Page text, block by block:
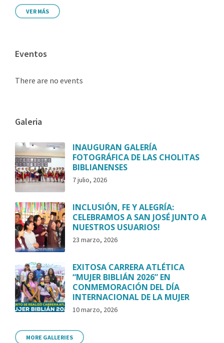
VER MÁS
Eventos
There are no events
Galeria
INAUGURAN GALERÍA
FOTOGRÁFICA DE LAS CHOLITAS
BIBLIANENSES
7 julio, 2026
INCLUSIÓN, FE Y ALEGRÍA:
CELEBRAMOS A SAN JOSÉ JUNTO A
NUESTROS USUARIOS!
23 marzo, 2026
EXITOSA CARRERA ATLÉTICA
“MUJER BIBLIÁN 2026” EN
CONMEMORACIÓN DEL DÍA
INTERNACIONAL DE LA MUJER
10 marzo, 2026
MORE GALLERIES